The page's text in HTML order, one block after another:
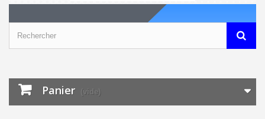
Panier (vide)